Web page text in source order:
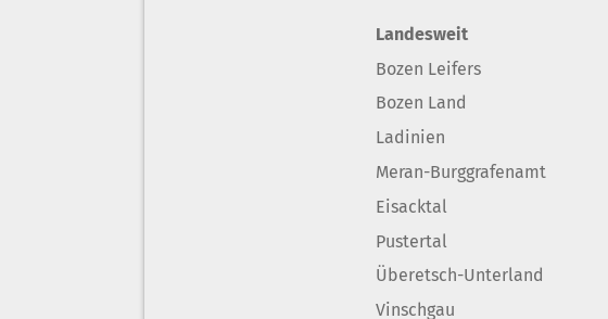
Landesweit
Bozen Leifers
Bozen Land
Ladinien
Meran-Burggrafenamt
Eisacktal
Pustertal
Überetsch-Unterland
Vinschgau